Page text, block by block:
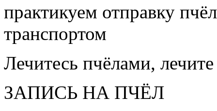
практикуем отправку
транспортом
Лечитесь пчёлами,
ЗАПИСЬ НА ПЧЁЛ